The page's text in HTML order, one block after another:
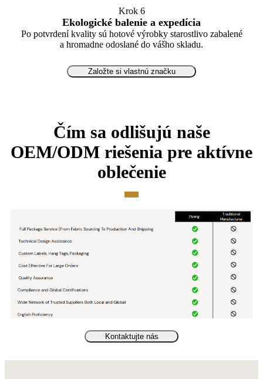
Krok 6
Ekologické balenie a expedícia
Po potvrdení kvality sú hotové výrobky starostlivo zabalené
a hromadne odoslané do vášho skladu.
Založte si vlastnú značku
Čím sa odlišujú naše
OEM/ODM riešenia pre aktívne
oblečenie
Kontaktujte nás